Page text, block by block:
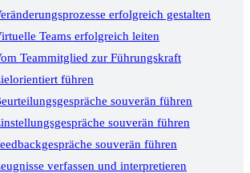
erfolgreich gestalten
Teams erfolgreich leiten
Teammitglied zur Führungskraft
führen
souverän führen
souverän führen
souverän führen
verfassen und interpretieren